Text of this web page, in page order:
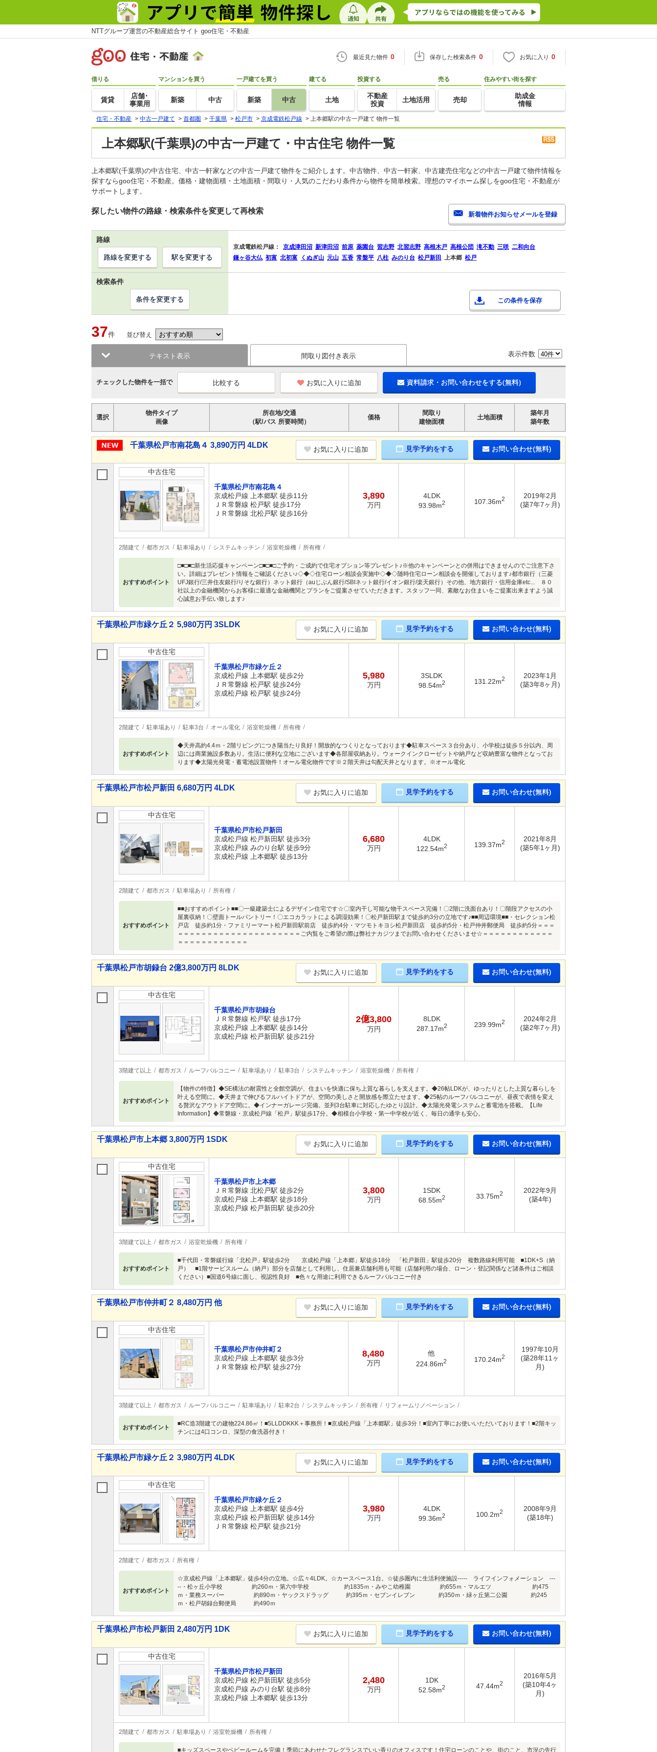
NTTグループ運営の不動産総合サイト goo住宅・不動産
最近見た物件 0 保存した検索条件 0 お気に入り 0
借りる
賃貸
店舗･
事業用
マンションを買う
新築 中古
一戸建てを買う
新築 中古
建てる
土地
投資する
不動産
投資
土地活用
売る
売却
住みやすい街を探す
助成金
情報
住宅・不動産 > 中古一戸建て > 首都圏 > 千葉県 > 松戸市 > 京成電鉄松戸線 > 上本郷駅の中古一戸建て 物件一覧
上本郷駅(千葉県)の中古一戸建て・中古住宅 物件一覧
上本郷駅(千葉県)の中古住宅、中古一軒家などの中古一戸建て物件をご紹介します。中古物件、中古一軒家、中古建売住宅などの中古一戸建て物件情報を
探すならgoo住宅・不動産。価格・建物面積・土地面積・間取り・人気のこだわり条件から物件を簡単検索。理想のマイホーム探しをgoo住宅・不動産が
サポートします。
探したい物件の路線・検索条件を変更して再検索
路線
京成電鉄松戸線： 京成津田沼 新津田沼 前原 薬園台 習志野 北習志野 高根木戸 高根公団 滝不動 三咲 二和向台
鎌ヶ谷大仏 初富 北初富 くぬぎ山 元山 五香 常盤平 八柱 みのり台 松戸新田 上本郷 松戸
路線を変更する 駅を変更する
検索条件
この条件を保存
条件を変更する
37件 並び替え
テキスト表示 間取り図付き表示 表示件数
チェックした物件を一括で お気に入りに追加 資料請求・お問い合わせをする(無料)
選択
物件タイプ
画像
所在地/交通
（駅/バス 所要時間）
価格
間取り
建物面積
土地面積
築年月
築年数
千葉県松戸市南花島４ 3,890万円 4LDK お気に入りに追加 見学予約をする お問い合わせ(無料)
中古住宅
千葉県松戸市南花島４
京成松戸線 上本郷駅 徒歩11分
ＪＲ常磐線 松戸駅 徒歩17分
ＪＲ常磐線 北松戸駅 徒歩16分
3,890
万円
4LDK
93.98m2 107.36m2
2019年2月
(築7年7ヶ月)
2階建て 都市ガス 駐車場あり システムキッチン 浴室乾燥機 所有権
おすすめポイント
□■□■□新生活応援キャンペーン□■□■□ご予約・ご成約で住宅オプション等プレゼント♪※他のキャンペーンとの併用はできませんのでご注意下さ
い。詳細はプレゼント情報をご確認ください♪◇◆◇住宅ローン相談会実施中◇◆◇随時住宅ローン相談会を開催しております♪都市銀行（三菱
UFJ銀行/三井住友銀行/りそな銀行）ネット銀行（auじぶん銀行/SBIネット銀行/イオン銀行/楽天銀行）その他、地方銀行・信用金庫etc... ８０
社以上の金融機関からお客様に最適な金融機関とプランをご提案させていただきます。スタッフ一同、素敵なお住まいをご提案出来ますよう誠
心誠意お手伝い致します♪
千葉県松戸市緑ケ丘２ 5,980万円 3SLDK
お気に入りに追加 見学予約をする お問い合わせ(無料)
中古住宅
千葉県松戸市緑ケ丘２
京成松戸線 上本郷駅 徒歩2分
ＪＲ常磐線 松戸駅 徒歩24分
京成松戸線 松戸駅 徒歩24分
5,980
万円
3SLDK
98.54m2 131.22m2
2023年1月
(築3年8ヶ月)
2階建て 駐車場あり 駐車3台 オール電化 浴室乾燥機 所有権
おすすめポイント
◆天井高約4.4ｍ・2階リビングにつき陽当たり良好！開放的なつくりとなっております◆駐車スペース３台分あり、小学校は徒歩５分以内、周
辺には商業施設多数あり。生活に便利な立地にございます◆各部屋収納あり。ウォークインクローゼットや納戸など収納豊富な物件となってお
ります◆太陽光発電・蓄電池設置物件！オール電化物件です※２階天井は勾配天井となります。※オール電化
千葉県松戸市松戸新田 6,680万円 4LDK
お気に入りに追加 見学予約をする お問い合わせ(無料)
中古住宅
千葉県松戸市松戸新田
京成松戸線 松戸新田駅 徒歩3分
京成松戸線 みのり台駅 徒歩9分
京成松戸線 上本郷駅 徒歩13分
6,680
万円
4LDK
122.54m2 139.37m2
2021年8月
(築5年1ヶ月)
2階建て 都市ガス 駐車場あり 所有権
おすすめポイント
■■おすすめポイント■■〇一級建築士によるデザイン住宅です☆〇室内干し可能な物干スペース完備！〇2階に洗面台あり！〇階段アクセスの小
屋裏収納！〇壁面トールパントリー！〇エコカラットによる調湿効果！〇松戸新田駅まで徒歩約3分の立地です♪■■周辺環境■■・セレクション松
戸店 徒歩約1分・ファミリーマート松戸新田駅前店 徒歩約4分・マツモトキヨシ松戸新田店 徒歩約5分・松戸仲井郵便局 徒歩約5分＝＝＝
＝＝＝＝＝＝＝＝＝＝＝＝＝＝＝＝＝＝＝＝＝ご内覧をご希望の際は弊社ナカジツまでお問い合わせくださいませ☆＝＝＝＝＝＝＝＝＝＝＝＝
＝＝＝＝＝＝＝＝＝＝＝＝
千葉県松戸市胡録台 2億3,800万円 8LDK
お気に入りに追加 見学予約をする お問い合わせ(無料)
中古住宅
千葉県松戸市胡録台
ＪＲ常磐線 松戸駅 徒歩17分
京成松戸線 上本郷駅 徒歩14分
京成松戸線 松戸新田駅 徒歩21分
2億3,800
万円
8LDK
287.17m2 239.99m2
2024年2月
(築2年7ヶ月)
3階建て以上 都市ガス ルーフバルコニー 駐車場あり 駐車3台 システムキッチン 浴室乾燥機 所有権
おすすめポイント
【物件の特徴】◆SE構法の耐震性と全館空調が、住まいを快適に保ち上質な暮らしを支えます。◆26帖LDKが、ゆったりとした上質な暮らしを
叶える空間に。◆天井まで伸びるフルハイトドアが、空間の美しさと開放感を際立たせます。◆25帖のルーフバルコニーが、昼夜で表情を変え
る贅沢なアウトドア空間に。◆インナーガレージ完備。並列3台駐車に対応したゆとり設計。◆太陽光発電システムと蓄電池を搭載。【Life
Information】◆常磐線・京成松戸線「松戸」駅徒歩17分。◆相模台小学校・第一中学校が近く、毎日の通学も安心。
千葉県松戸市上本郷 3,800万円 1SDK
お気に入りに追加 見学予約をする お問い合わせ(無料)
中古住宅
千葉県松戸市上本郷
ＪＲ常磐線 北松戸駅 徒歩2分
京成松戸線 上本郷駅 徒歩18分
京成松戸線 松戸新田駅 徒歩20分
3,800
万円
1SDK
68.55m2 33.75m2
2022年9月
(築4年)
3階建て以上 都市ガス 浴室乾燥機 所有権
おすすめポイント
■千代田・常磐緩行線「北松戸」駅徒歩2分 京成松戸線「上本郷」駅徒歩18分 「松戸新田」駅徒歩20分 複数路線利用可能 ■1DK+S（納
戸） ■1階サービスルーム（納戸）部分を店舗として利用し、住居兼店舗利用も可能（店舗利用の場合、ローン・登記関係など諸条件はご相談
ください）■国道6号線に面し、視認性良好 ■色々な用途に利用できるルーフバルコニー付き
千葉県松戸市仲井町２ 8,480万円 他
お気に入りに追加 見学予約をする お問い合わせ(無料)
中古住宅
千葉県松戸市仲井町２
京成松戸線 上本郷駅 徒歩3分
ＪＲ常磐線 松戸駅 徒歩27分
8,480
万円
他
224.86m2 170.24m2
1997年10月
(築28年11ヶ
月)
3階建て以上 都市ガス ルーフバルコニー 駐車場あり 駐車2台 システムキッチン 所有権 リフォームリノベーション
おすすめポイント
■RC造3階建ての建物224.86㎡！■5LLDDKKK＋事務所！■京成松戸線「上本郷駅」徒歩3分！■室内丁寧にお使いいただいております！■2階キッ
チンには4口コンロ、深型の食洗器付き！
千葉県松戸市緑ケ丘２ 3,980万円 4LDK
お気に入りに追加 見学予約をする お問い合わせ(無料)
中古住宅
千葉県松戸市緑ケ丘２
京成松戸線 上本郷駅 徒歩4分
京成松戸線 松戸新田駅 徒歩14分
ＪＲ常磐線 松戸駅 徒歩21分
3,980
万円
4LDK
99.36m2 100.2m2
2008年9月
(築18年)
2階建て 都市ガス 所有権
おすすめポイント
☆京成松戸線「上本郷駅」徒歩4分の立地。☆広々4LDK。☆カースペース1台。☆徒歩圏内に生活利便施設----- ライフインフォメーション ---
--・松ヶ丘小学校 約260ｍ・第六中学校 約1835ｍ・みやこ幼稚園 約655ｍ・マルエツ 約475
ｍ・業務スーパー 約890ｍ・ヤックスドラッグ 約395ｍ・セブンイレブン 約350ｍ・緑ヶ丘第二公園 約245
ｍ・松戸胡録台郵便局 約490ｍ
千葉県松戸市松戸新田 2,480万円 1DK
お気に入りに追加 見学予約をする お問い合わせ(無料)
中古住宅
千葉県松戸市松戸新田
京成松戸線 松戸新田駅 徒歩5分
京成松戸線 みのり台駅 徒歩8分
京成松戸線 上本郷駅 徒歩13分
2,480
万円
1DK
52.58m2 47.44m2
2016年5月
(築10年4ヶ
月)
2階建て 都市ガス 駐車場あり 浴室乾燥機 所有権
■キッズスペースやベビールームを完備！季節にあわせたフレグランスでいい香りのオフィスです！住宅ローンのことや、街のこと、市況の先行